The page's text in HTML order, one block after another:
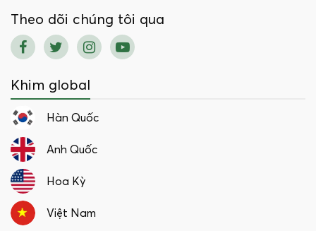
Theo dõi chúng tôi qua
Khim global
Hàn Quốc
Anh Quốc
Hoa Kỳ
Việt Nam